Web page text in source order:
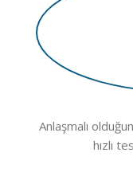
Anlaşmalı
hızlı